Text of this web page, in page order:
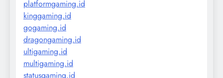
platformgaming.id
kinggaming.id
gogaming.id
dragongaming.id
ultigaming.id
multigaming.id
statusgaming.id